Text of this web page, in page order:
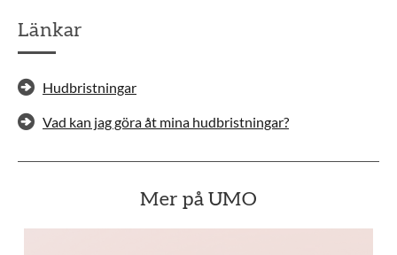
Länkar
Hudbristningar
Vad kan jag göra åt mina hudbristningar?
Mer på UMO